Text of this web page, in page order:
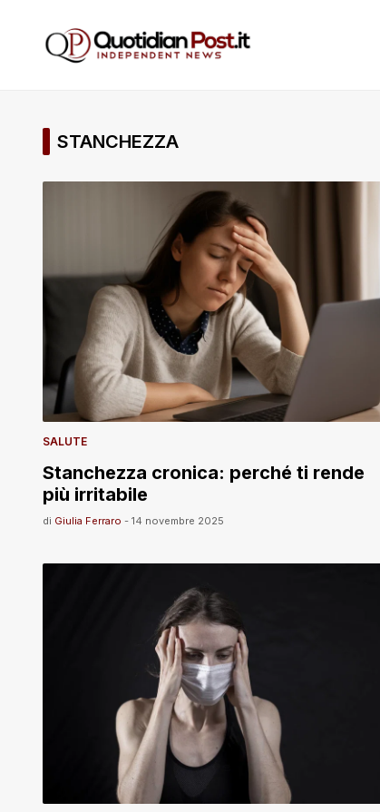
STANCHEZZA
SALUTE
Stanchezza cronica: perché ti rende
più irritabile
di Giulia Ferraro - 14 novembre 2025